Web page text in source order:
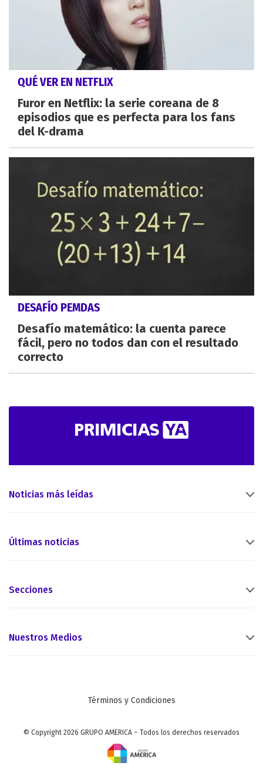
QUÉ VER EN NETFLIX
Furor en Netflix: la serie coreana de 8
episodios que es perfecta para los fans
del K-drama
DESAFÍO PEMDAS
Desafío matemático: la cuenta parece
fácil, pero no todos dan con el resultado
correcto
Noticias más leídas
Últimas noticias
Secciones
Nuestros Medios
Términos y Condiciones
© Copyright 2026 GRUPO AMERICA – Todos los derechos reservados